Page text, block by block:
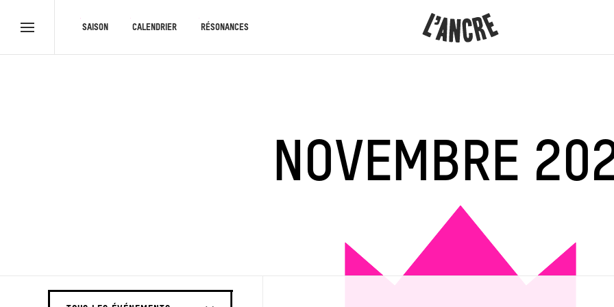
Menu
RACCOURCIS
SAISON CALENDRIER RÉSONANCES
NOVEMBRE